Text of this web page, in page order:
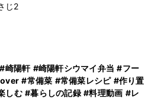
じ2
#崎陽軒 #崎陽軒シウマイ弁当 #フー
#常備菜 #常備菜レシピ #作り置
しむ #暮らしの記録 #料理動画 #レ